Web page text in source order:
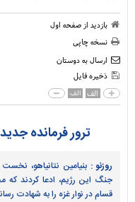
بازدید از صفحه اول
نسخه چاپی
ارسال به دوستان
ذخیره فایل
الف الف
ترور فرمانده
روزنو : بنیامین نتانیاهو،
جنگ این رژیم، ادعا کردند که
قسام در نوار غزه را به شهادت